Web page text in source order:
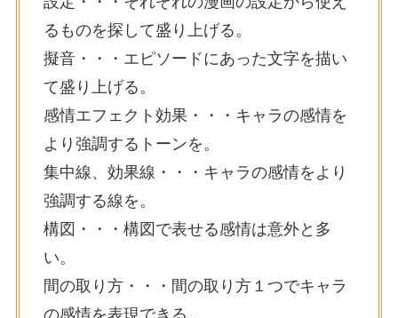
るものを探して盛り上げる。
擬音・・・エピソードにあった文字を描い
て盛り上げる。
感情エフェクト効果・・・キャラの感情を
より強調するトーンを。
集中線、効果線・・・キャラの感情をより
強調する線を。
構図・・・構図で表せる感情は意外と多
い。
間の取り方・・・間の取り方１つでキャラ
の感情を表現できる。